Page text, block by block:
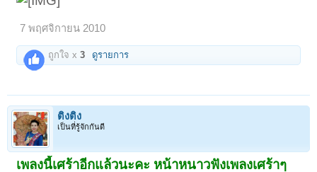
7 พฤศจิกายน 2010
ถูกใจ x3 ดูรายการ
ติงติง
เป็นที่รู้จักกันดี
เพลงนี้เศร้าอีกแล้วนะคะ หน้าหนาวฟังเพลงเศร้าๆ